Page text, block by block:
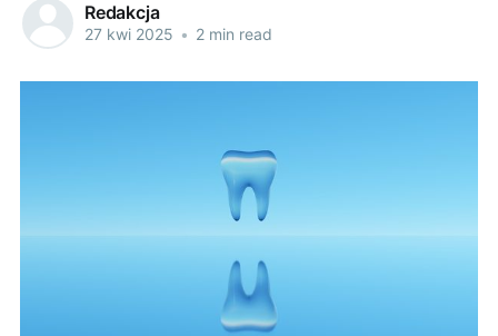
Redakcja
27 kwi 2025 • 2 min read